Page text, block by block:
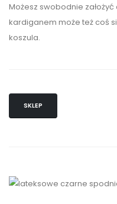
Możesz swobodnie
kardiganem może też coś
koszula.
SKLEP